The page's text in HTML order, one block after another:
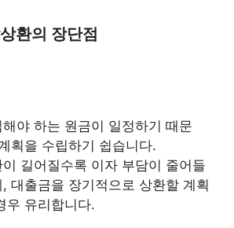
환의 장단점
야 하는 원금이 일정하기 때문
획을 수립하기 쉽습니다.
길어질수록 이자 부담이 줄어들
대출금을 장기적으로 상환할 계획
우 유리합니다.